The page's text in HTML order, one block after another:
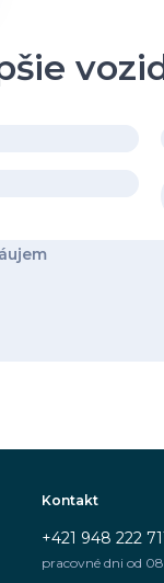
Kontakt
+421 948 222
pracovné dni od